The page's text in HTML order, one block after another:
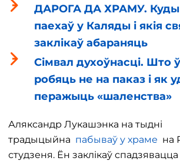
ДАРОГА ДА ХРАМУ. Куды
паехаў у Каляды і якія
заклікаў абараняць
Сімвал духоўнасці. Што
робяць не на паказ і як
перажыць «шаленства»
Аляксандр Лукашэнка на тыдні
традыцыйна пабываў у храме на
студзеня. Ён заклікаў